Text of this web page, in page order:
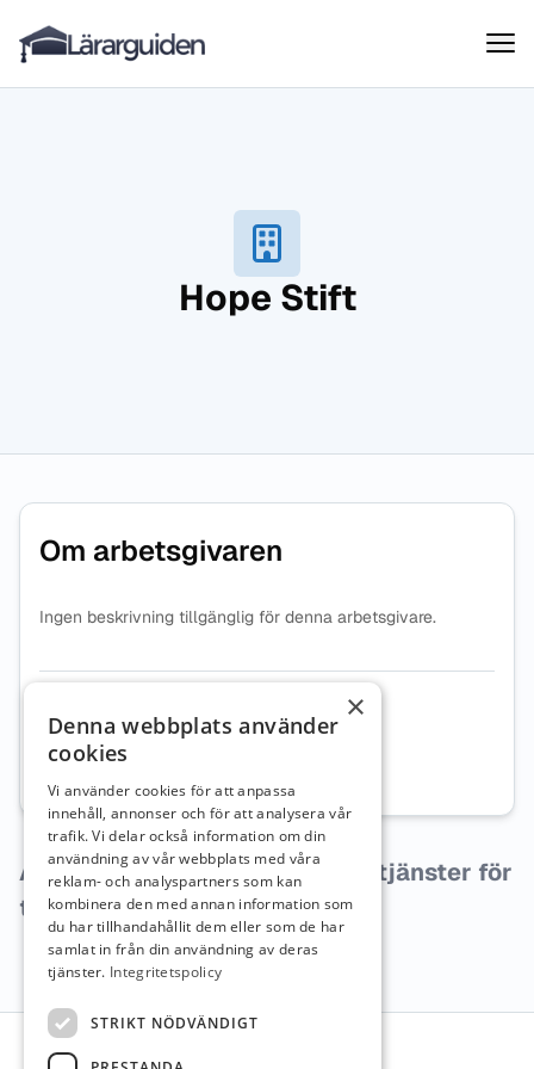
Hoppa till innehåll
Lärarguiden
Hope Stift
Om arbetsgivaren
Ingen beskrivning tillgänglig för denna arbetsgivare.
8275007683
Webbplats
Arbetsgivaren har inga lediga tjänster för
tillfället.
Sidfot
×
Denna webbplats använder
cookies
Vi använder cookies för att anpassa
innehåll, annonser och för att analysera vår
trafik. Vi delar också information om din
användning av vår webbplats med våra
reklam- och analyspartners som kan
kombinera den med annan information som
du har tillhandahållit dem eller som de har
samlat in från din användning av deras
tjänster. Integritetspolicy
STRIKT NÖDVÄNDIGT